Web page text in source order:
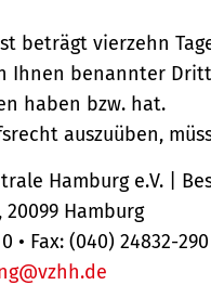
beträgt vierzehn
Ihnen benannter
haben bzw. hat.
auszuüben,
Hamburg e.V. |
Hamburg
• Fax: (040) 24832-290